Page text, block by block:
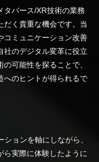
タバース/XR技術の業務
だく貴重な機会です。当
コミュニケーション改善
社のデジタル変革に役立
可能性を探ることで、
へのヒントが得られるで
ョンを軸にしながら、
ら実際に体験したように